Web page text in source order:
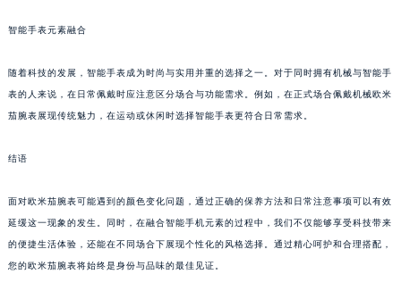
智能手表元素融合
随着科技的发展，智能手表成为时尚与实用并重的选择之一。对于同时拥有机械与智能手
表的人来说，在日常佩戴时应注意区分场合与功能需求。例如，在正式场合佩戴机械欧米
茄腕表展现传统魅力，在运动或休闲时选择智能手表更符合日常需求。
结语
面对欧米茄腕表可能遇到的颜色变化问题，通过正确的保养方法和日常注意事项可以有效
延缓这一现象的发生。同时，在融合智能手机元素的过程中，我们不仅能够享受科技带来
的便捷生活体验，还能在不同场合下展现个性化的风格选择。通过精心呵护和合理搭配，
您的欧米茄腕表将始终是身份与品味的最佳见证。